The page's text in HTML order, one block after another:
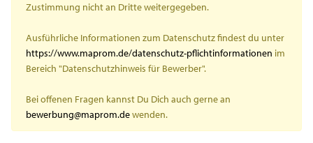
Zustimmung nicht an Dritte weitergegeben.
Ausführliche Informationen zum Datenschutz findest du unter
https://www.maprom.de/datenschutz-pflichtinformationen im
Bereich "Datenschutzhinweis für Bewerber".
Bei offenen Fragen kannst Du Dich auch gerne an
bewerbung@maprom.dewenden.